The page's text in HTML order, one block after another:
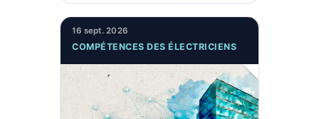
16 sept. 2026
COMPÉTENCES DES ÉLECTRICIENS